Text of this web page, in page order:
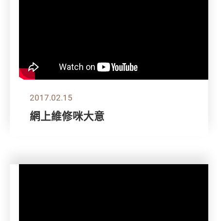
2017.02.15
網上維修咪大意